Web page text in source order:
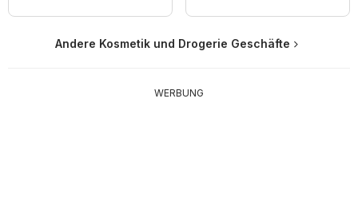
Andere Kosmetik und Drogerie Geschäfte
WERBUNG